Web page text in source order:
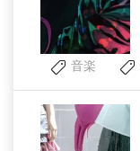
音楽